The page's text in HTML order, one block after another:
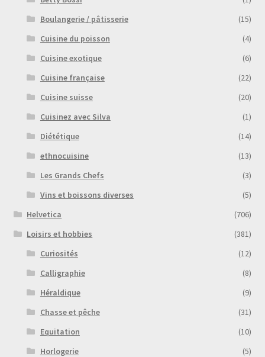
Boulangerie / pâtisserie
(15)
Cuisine du poisson
(4)
Cuisine exotique
(6)
Cuisine française
(22)
Cuisine suisse
(20)
Cuisinez avec Silva
(1)
Diététique
(14)
ethnocuisine
(13)
Les Grands Chefs
(3)
Vins et boissons diverses
(5)
Helvetica
(706)
Loisirs et hobbies
(381)
Curiosités
(12)
Calligraphie
(8)
Héraldique
(9)
Chasse et pêche
(31)
Equitation
(10)
Horlogerie
(5)